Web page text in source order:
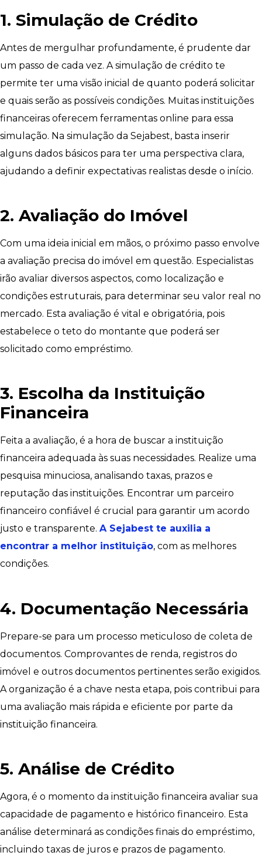
1. Simulação de Crédito
Antes de mergulhar profundamente, é prudente dar
um passo de cada vez. A simulação de crédito te
permite ter uma visão inicial de quanto poderá solicitar
e quais serão as possíveis condições. Muitas instituições
financeiras oferecem ferramentas online para essa
simulação. Na simulação da Sejabest, basta inserir
alguns dados básicos para ter uma perspectiva clara,
ajudando a definir expectativas realistas desde o início.
2. Avaliação do Imóvel
Com uma ideia inicial em mãos, o próximo passo envolve
a avaliação precisa do imóvel em questão. Especialistas
irão avaliar diversos aspectos, como localização e
condições estruturais, para determinar seu valor real no
mercado. Esta avaliação é vital e obrigatória, pois
estabelece o teto do montante que poderá ser
solicitado como empréstimo.
3. Escolha da Instituição
Financeira
Feita a avaliação, é a hora de buscar a instituição
financeira adequada às suas necessidades. Realize uma
pesquisa minuciosa, analisando taxas, prazos e
reputação das instituições. Encontrar um parceiro
financeiro confiável é crucial para garantir um acordo
justo e transparente. A Sejabest te auxilia a
encontrar a melhor instituição, com as melhores
condições.
4. Documentação Necessária
Prepare-se para um processo meticuloso de coleta de
documentos. Comprovantes de renda, registros do
imóvel e outros documentos pertinentes serão exigidos.
A organização é a chave nesta etapa, pois contribui para
uma avaliação mais rápida e eficiente por parte da
instituição financeira.
5. Análise de Crédito
Agora, é o momento da instituição financeira avaliar sua
capacidade de pagamento e histórico financeiro. Esta
análise determinará as condições finais do empréstimo,
incluindo taxas de juros e prazos de pagamento.